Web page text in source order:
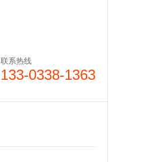
联系热线
133-0338-1363